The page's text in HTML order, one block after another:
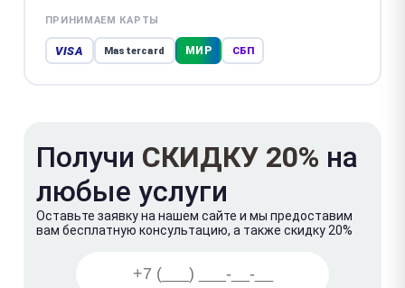
ПРИНИМАЕМ КАРТЫ
VISA Mastercard МИР СБП
Получи СКИДКУ 20% на
любые услуги
Оставьте заявку на нашем сайте и мы предоставим
вам бесплатную консультацию, а также скидку 20%